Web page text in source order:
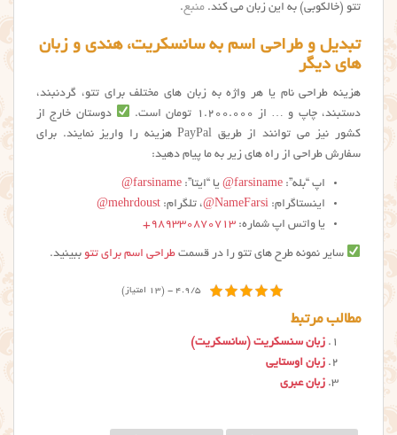
تتو (خالکوبی) به این زبان می کند. منبع.
تبدیل و طراحی اسم به سانسکریت، هندی و زبان
های دیگر
هزینه طراحی نام یا هر واژه به زبان های مختلف برای تتو، گردنبند،
دستبند، چاپ و … از 1.200.000 تومان است.
دوستان خارج از
کشور نیز می توانند از طریق PayPal هزینه را واریز نمایند. برای
سفارش طراحی از راه های زیر به ما پیام دهید:
اپ “بله”: farsiname@ یا “ایتا”: farsiname@
اینستاگرام: NameFarsi@ ، تلگرام: mehrdoust@
یا واتس اپ شماره: ۹۸۹۳۳۰۸۷۰۷۱۳+
سایر نمونه طرح های تتو را در قسمت طراحی اسم برای تتو ببینید.
4.9/5 - (13 امتیاز)
مطالب مرتبط
زبان سنسکریت (سانسکریت)
زبان اوستایی
زبان عبری